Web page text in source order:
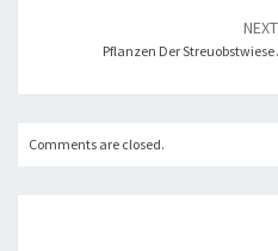
NEXT
Pflanzen Der
Comments are closed.